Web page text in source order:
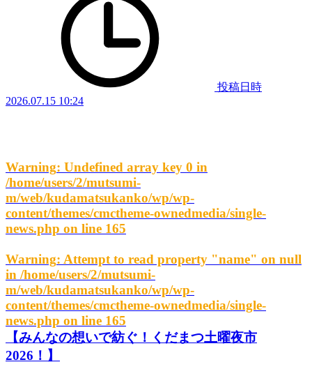
投稿日時
2026.07.15 10:24
Warning: Undefined array key 0 in
/home/users/2/mutsumi-
m/web/kudamatsukanko/wp/wp-
content/themes/cmctheme-ownedmedia/single-
news.php on line 165
Warning: Attempt to read property "name" on null
in /home/users/2/mutsumi-
m/web/kudamatsukanko/wp/wp-
content/themes/cmctheme-ownedmedia/single-
news.php on line 165
【みんなの想いで紡ぐ！くだまつ土曜夜市
2026！】